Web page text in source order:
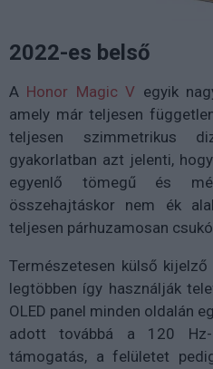
2022-es belső
A Honor Magic V egyik
amely már teljesen
teljesen szimmetrikus
gyakorlatban azt jelenti,
egyenlő tömegű és
összehajtáskor nem ék
teljesen párhuzamosan
Természetesen külső
legtöbben így használják
OLED panel minden oldalán
adott továbbá a 120
támogatás, a felületet